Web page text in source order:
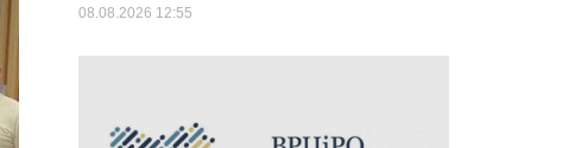
08.08.2026 12:55